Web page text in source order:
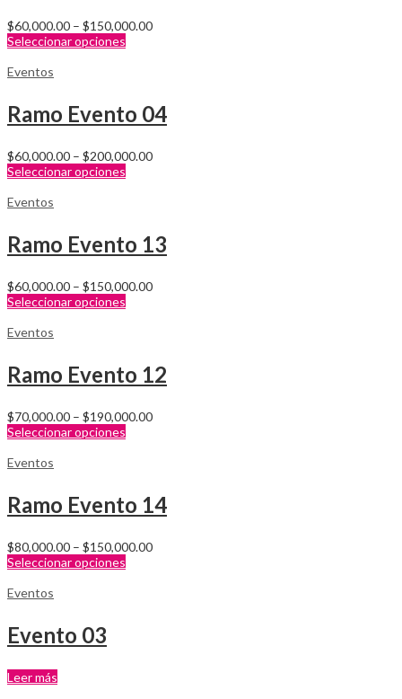
$60,000.00 – $150,000.00
Seleccionar opciones
Eventos
Ramo Evento 04
$60,000.00 – $200,000.00
Seleccionar opciones
Eventos
Ramo Evento 13
$60,000.00 – $150,000.00
Seleccionar opciones
Eventos
Ramo Evento 12
$70,000.00 – $190,000.00
Seleccionar opciones
Eventos
Ramo Evento 14
$80,000.00 – $150,000.00
Seleccionar opciones
Eventos
Evento 03
Leer más